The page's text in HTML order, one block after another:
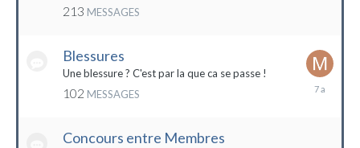
213 MESSAGES
Blessures
Une blessure ? C'est par la que ca se passe !
102 MESSAGES
19
Concours entre Membres